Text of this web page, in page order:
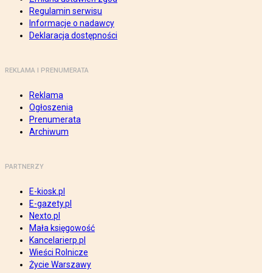
Regulamin serwisu
Informacje o nadawcy
Deklaracja dostępności
REKLAMA I PRENUMERATA
Reklama
Ogłoszenia
Prenumerata
Archiwum
PARTNERZY
E-kiosk.pl
E-gazety.pl
Nexto.pl
Mała księgowość
Kancelarierp.pl
Wieści Rolnicze
Życie Warszawy